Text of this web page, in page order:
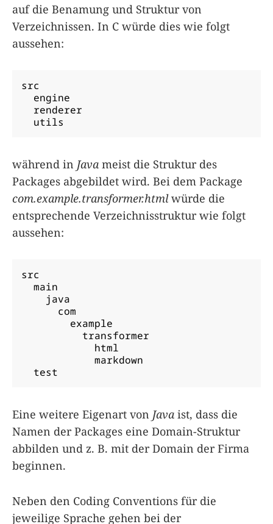
auf die Benamung und Struktur von
Verzeichnissen. In C würde dies wie folgt
aussehen:
src
  engine
  renderer
  utils
während in Java meist die Struktur des
Packages abgebildet wird. Bei dem Package
com.example.transformer.htmlwürde die
entsprechende Verzeichnisstruktur wie folgt
aussehen:
src
  main
    java
      com
        example
          transformer
            html
            markdown
  test
Eine weitere Eigenart von Java ist, dass die
Namen der Packages eine Domain-Struktur
abbilden und z. B. mit der Domain der Firma
beginnen.
Neben den Coding Conventions für die
jeweilige Sprache gehen bei der